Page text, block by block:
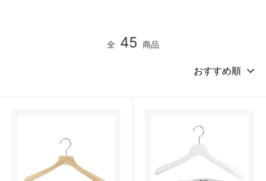
全 45 商品